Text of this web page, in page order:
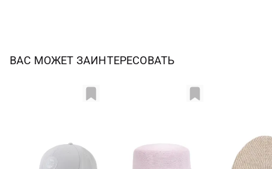
ВАС МОЖЕТ ЗАИНТЕРЕСОВАТЬ